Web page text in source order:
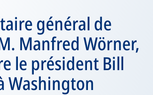
général de
Manfred Wörner,
le président Bill
Washington